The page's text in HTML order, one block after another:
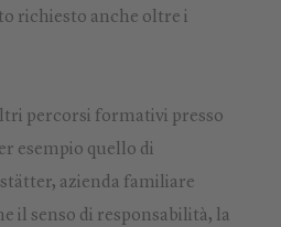
richiesto anche oltre i
percorsi formativi presso
esempio quello di
azienda familiare
il senso di responsabilità, la